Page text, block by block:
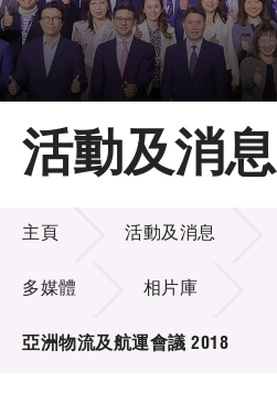
主頁
關於LSCM
技術商品化
項目及資助計劃
活動及消息
活動及消息
主頁 活動及消息
多媒體 相片庫
亞洲物流及航運會議 2018